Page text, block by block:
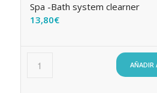
Spa -Bath system clearner
13,80€
AÑADIR